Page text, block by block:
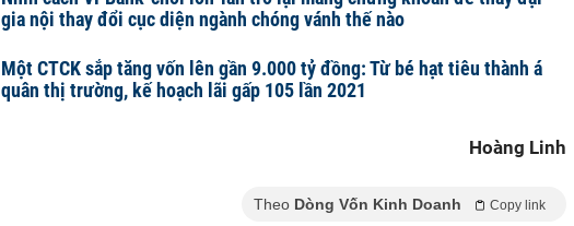
gia nội thay đổi cục diện ngành chóng vánh thế nào
Một CTCK sắp tăng vốn lên gần 9.000 tỷ đồng: Từ bé hạt tiêu thành á
quân thị trường, kế hoạch lãi gấp 105 lần 2021
Hoàng Linh
Theo Dòng Vốn Kinh Doanh Copy link